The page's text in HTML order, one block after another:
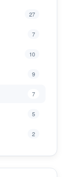
27
7
10
9
7
5
2